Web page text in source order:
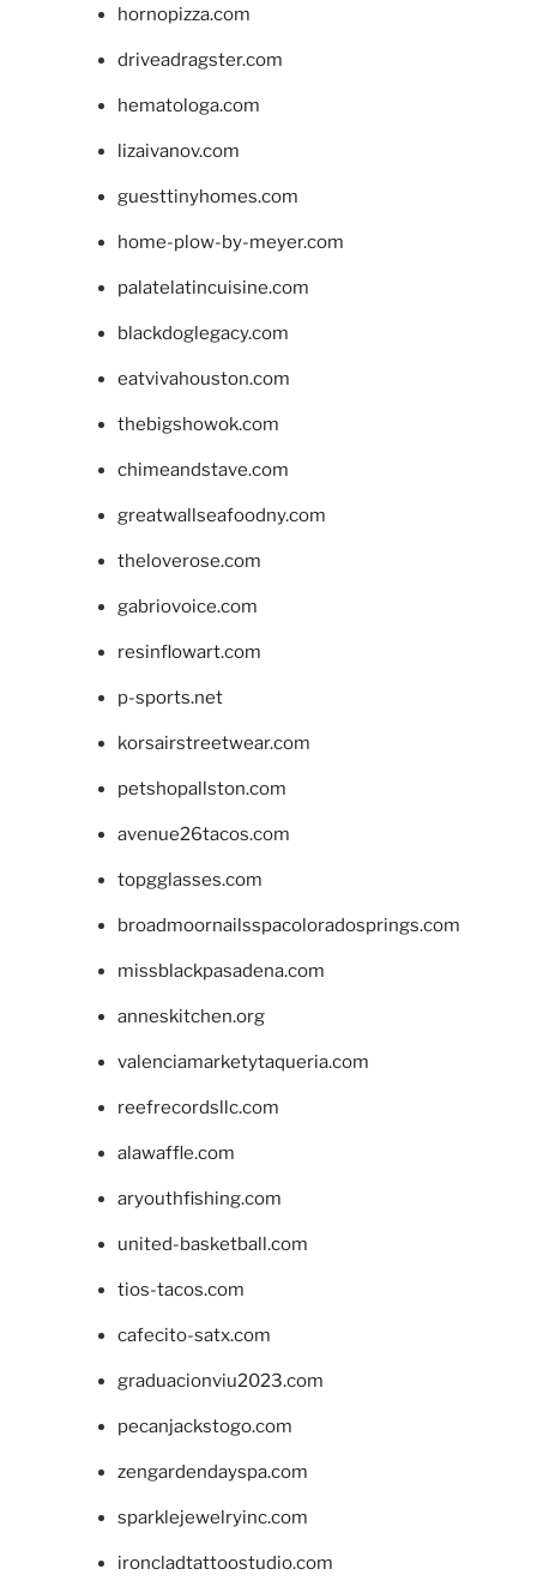
hornopizza.com
driveadragster.com
hematologa.com
lizaivanov.com
guesttinyhomes.com
home-plow-by-meyer.com
palatelatincuisine.com
blackdoglegacy.com
eatvivahouston.com
thebigshowok.com
chimeandstave.com
greatwallseafoodny.com
theloverose.com
gabriovoice.com
resinflowart.com
p-sports.net
korsairstreetwear.com
petshopallston.com
avenue26tacos.com
topgglasses.com
broadmoornailsspacoloradosprings.com
missblackpasadena.com
anneskitchen.org
valenciamarketytaqueria.com
reefrecordsllc.com
alawaffle.com
aryouthfishing.com
united-basketball.com
tios-tacos.com
cafecito-satx.com
graduacionviu2023.com
pecanjackstogo.com
zengardendayspa.com
sparklejewelryinc.com
ironcladtattoostudio.com